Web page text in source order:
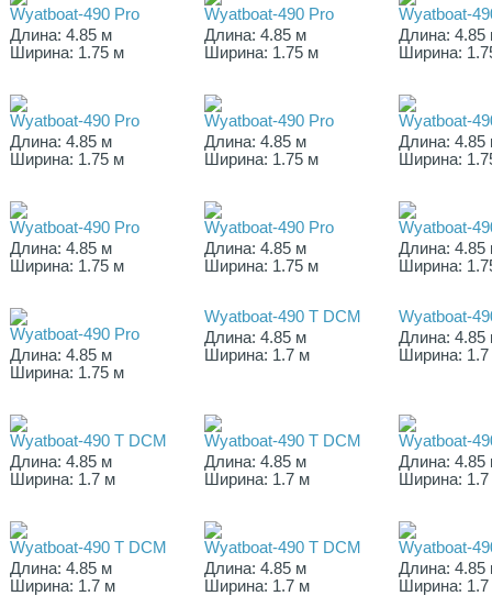
Wyatboat-490 Pro
Длина: 4.85 м
Ширина: 1.75 м
Wyatboat-490 Pro
Длина: 4.85 м
Ширина: 1.75 м
Wyatboat-
Длина: 4.85
Ширина:
Wyatboat-490 Pro
Длина: 4.85 м
Ширина: 1.75 м
Wyatboat-490 Pro
Длина: 4.85 м
Ширина: 1.75 м
Wyatboat-
Длина: 4.85
Ширина:
Wyatboat-490 Pro
Длина: 4.85 м
Ширина: 1.75 м
Wyatboat-490 Pro
Длина: 4.85 м
Ширина: 1.75 м
Wyatboat-
Длина: 4.85
Ширина:
Wyatboat-490 Pro
Длина: 4.85 м
Ширина: 1.75 м
Wyatboat-490 Т DCМ
Длина: 4.85 м
Ширина: 1.7 м
Wyatboat-
Длина: 4.85
Ширина:
Wyatboat-490 Т DCМ
Длина: 4.85 м
Ширина: 1.7 м
Wyatboat-490 Т DCМ
Длина: 4.85 м
Ширина: 1.7 м
Wyatboat-
Длина: 4.85
Ширина:
Wyatboat-490 Т DCМ
Длина: 4.85 м
Ширина: 1.7 м
Wyatboat-490 Т DCМ
Длина: 4.85 м
Ширина: 1.7 м
Wyatboat-
Длина: 4.85
Ширина: